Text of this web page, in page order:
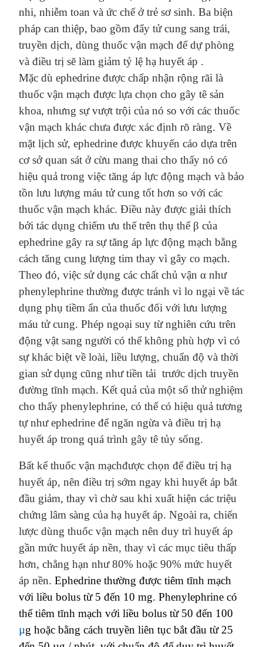
nhi, nhiễm toan và ức chế ở trẻ sơ sinh. Ba biện
pháp can thiệp, bao gồm đẩy tử cung sang trái,
truyền dịch, dùng thuốc vận mạch để dự phòng
và điều trị sẽ làm giảm tỷ lệ hạ huyết áp .
Mặc dù ephedrine được chấp nhận rộng rãi là
thuốc vận mạch được lựa chọn cho gây tê sản
khoa, nhưng sự vượt trội của nó so với các thuốc
vận mạch khác chưa được xác định rõ ràng. Về
mặt lịch sử, ephedrine được khuyến cáo dựa trên
cơ sở quan sát ở cừu mang thai cho thấy nó có
hiệu quả trong việc tăng áp lực động mạch và bảo
tồn lưu lượng máu tử cung tốt hơn so với các
thuốc vận mạch khác. Điều này được giải thích
bởi tác dụng chiếm ưu thếtrên thụ thể β của
ephedrine gây ra sự tăng áp lực động mạch bằng
cách tăng cung lượng tim thay vì gây co mạch.
Theo đó, việc sử dụng các chất chủ vận α như
phenylephrine thường được tránh vì lo ngại về tác
dụng phụ tiềm ẩn của thuốc đối với lưu lượng
máu tử cung. Phép ngoại suy từ nghiên cứu trên
động vật sang người có thể không phù hợp vì có
sự khác biệt về loài, liều lượng, chuẩn độ và thời
gian sử dụng cũng như tiền tải trước dịch truyền
đường tĩnh mạch. Kết quả của một số thử nghiệm
cho thấy phenylephrine, có thể có hiệu quả tương
tự như ephedrine để ngăn ngừa và điều trị hạ
huyết áp trong quá trình gây tê tủy sống.
Bất kể thuốc vận mạchđược chọn để điều trị hạ
huyết áp, nên điều trị sớm ngay khi huyết áp bắt
đầu giảm, thay vì chờsau khi xuất hiện các triệu
chứng lâm sàng của hạ huyết áp. Ngoài ra, chiến
lược dùng thuốc vận mạch nên duy trì huyết áp
gần mức huyết áp nền, thay vì các mục tiêu thấp
hơn, chẳng hạn như 80% hoặc 90% mức huyết
áp nền. Ephedrine thường được tiêm tĩnh mạch
với liều bolus từ 5 đến 10 mg. Phenylephrine có
thể tiêm tĩnh mạch với liều bolus từ 50 đến 100
µg hoặc bằng cách truyền liên tục bắt đầu từ 25